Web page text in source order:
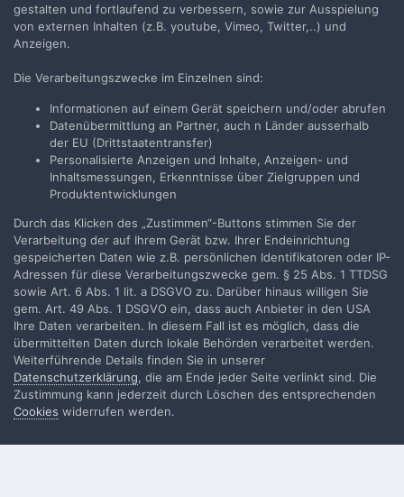
Erstelle ein Benutzerkonto oder melde Dich
an, um zu kommentieren
Du musst ein Benutzerkonto haben, um einen Kommentar
verfassen zu können
Benutzerkonto erstellen
Neues Benutzerkonto für unsere Community erstellen. Es
Neues Benutzerkonto erstellen
Anmelden
Du hast bereits ein Benutzerkonto? Melde Dich hier an.
Jetzt anmelden
gestalten und fortlaufend zu verbessern, sowie zur Ausspielung
von externen Inhalten (z.B. youtube, Vimeo, Twitter,..) und
Anzeigen.
Die Verarbeitungszwecke im Einzelnen sind:
Informationen auf einem Gerät speichern und/oder abrufen
Datenübermittlung an Partner, auch n Länder ausserhalb
der EU (Drittstaatentransfer)
Personalisierte Anzeigen und Inhalte, Anzeigen- und
Inhaltsmessungen, Erkenntnisse über Zielgruppen und
Produktentwicklungen
Durch das Klicken des „Zustimmen“-Buttons stimmen Sie der
Verarbeitung der auf Ihrem Gerät bzw. Ihrer Endeinrichtung
gespeicherten Daten wie z.B. persönlichen Identifikatoren oder IP-
Adressen für diese Verarbeitungszwecke gem. § 25 Abs. 1 TTDSG
sowie Art. 6 Abs. 1 lit. a DSGVO zu. Darüber hinaus willigen Sie
gem. Art. 49 Abs. 1 DSGVO ein, dass auch Anbieter in den USA
Ihre Daten verarbeiten. In diesem Fall ist es möglich, dass die
übermittelten Daten durch lokale Behörden verarbeitet werden.
Weiterführende Details finden Sie in unserer
Datenschutzerklärung, die am Ende jeder Seite verlinkt sind. Die
Zustimmung kann jederzeit durch Löschen des entsprechenden
Cookies widerrufen werden.